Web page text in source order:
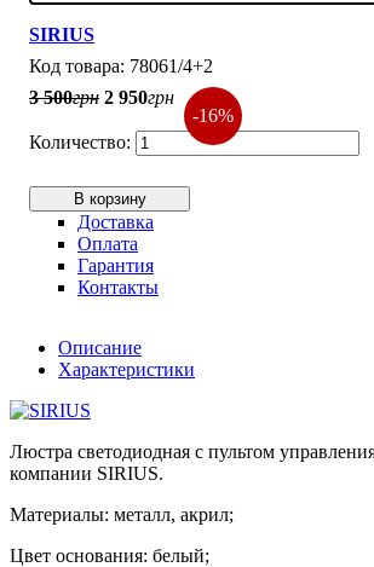
SIRIUS
78061/4+2
-16%
3 500грн 2 950грн
В корзину
Доставка
Оплата
Гарантия
Контакты
Описание
Характеристики
Люстра светодиодная с пультом
компании SIRIUS.
Материалы: металл, акрил;
Цвет основания: белый;